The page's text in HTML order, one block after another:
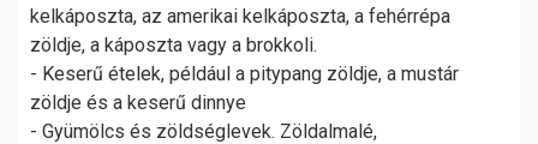
kelkáposzta, az amerikai kelkáposzta, a fehérrépa
zöldje, a káposzta vagy a brokkoli.
- Keserű ételek, például a pitypang zöldje, a mustár
zöldje és a keserű dinnye
- Gyümölcs és zöldséglevek. Zöldalmalé,